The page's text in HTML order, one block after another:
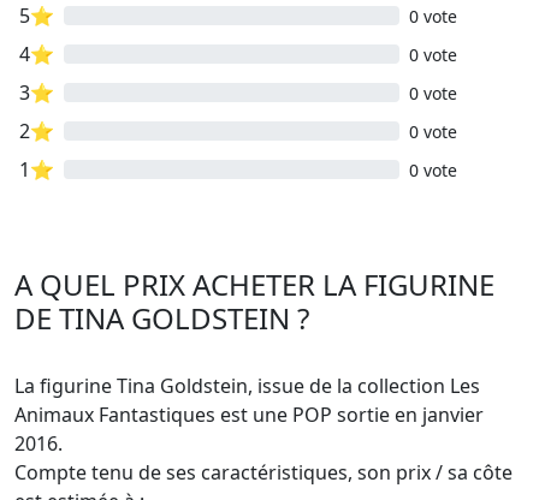
5⭐ 0 vote
4⭐ 0 vote
3⭐ 0 vote
2⭐ 0 vote
1⭐ 0 vote
A QUEL PRIX ACHETER LA FIGURINE
DE TINA GOLDSTEIN ?
La figurine Tina Goldstein, issue de la collection Les
Animaux Fantastiques est une POP sortie en janvier
2016.
Compte tenu de ses caractéristiques, son prix / sa côte